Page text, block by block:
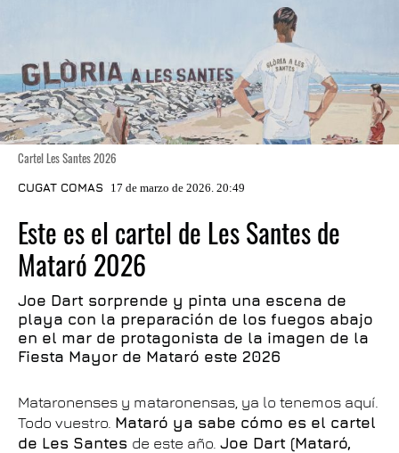
Cartel Les Santes 2026
CUGAT COMAS 17 de marzo de 2026. 20:49
Este es el cartel de Les Santes de
Mataró 2026
Joe Dart sorprende y pinta una escena de
playa con la preparación de los fuegos abajo
en el mar de protagonista de la imagen de la
Fiesta Mayor de Mataró este 2026
Mataronenses y mataronensas, ya lo tenemos aquí.
Todo vuestro. Mataró ya sabe cómo es el cartel
de Les Santes de este año. Joe Dart (Mataró,